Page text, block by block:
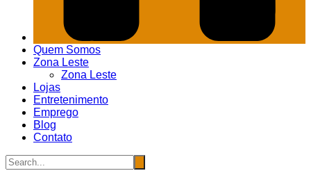
Quem Somos
Zona Leste
Zona Leste
Lojas
Entretenimento
Emprego
Blog
Contato